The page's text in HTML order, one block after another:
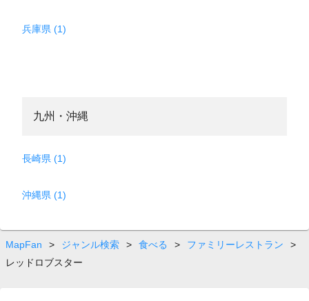
兵庫県 (1)
九州・沖縄
長崎県 (1)
沖縄県 (1)
MapFan > ジャンル検索 > 食べる > ファミリーレストラン
>
レッドロブスター